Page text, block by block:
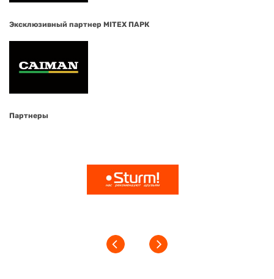
Эксклюзивный партнер MITEX ПАРК
Партнеры